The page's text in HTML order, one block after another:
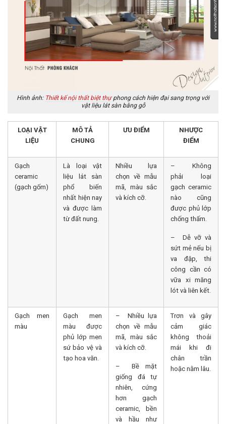
Hình ảnh: Thiết kế nội thất biệt thựphong cách hiện đại sang trọng với
vật liệu lát sàn bằng gỗ
LOẠI VẬT
LIỆU
MÔ TẢ
CHUNG
ƯU ĐIỂM
NHƯỢC
ĐIỂM
Gạch
ceramic
(gạch gốm)
Là loại vật
liệu lát sàn
phổ biến
nhất hiện nay
và được làm
từ đất nung.
Nhiều lựa
chọn về mẫu
mã, màu sắc
và kích cỡ.
– Không
phải loại
gạch ceramic
nào cũng
được phủ lớp
chống thấm.
– Dễ vỡ và
sứt mẻ nếu bị
va đập, thi
công cần có
vữa xi măng
lót và liên kết.
Gạch men
màu
Gạch men
màu được
phủ lớp men
sứ bảo vệ và
tạo hoa văn.
– Nhiều lựa
chọn về mẫu
mã, màu sắc
và kích cỡ.
– Bề mặt
giống đá tự
nhiên, cứng
hơn gạch
ceramic, bền
và hầu như
Trơn và gây
cảm giác
không thoải
mái khi đi
chân trần
hoặc nằm lâu.